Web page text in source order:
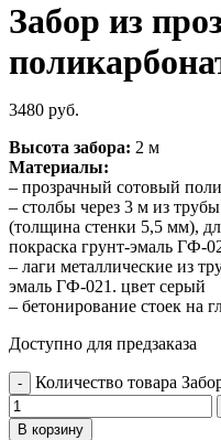
Забор из
3480 руб.
Высота забора: 2 м
Материалы:
– прозрачный сотовый
– столбы через 3 м из
(толщина стенки 5,5 мм),
покраска грунт-эмаль ГФ-
– лаги металлические из
эмаль ГФ-021. цвет серый
– бетонирование стоек на
Доступно для предзаказа
Количество товара
В корзину